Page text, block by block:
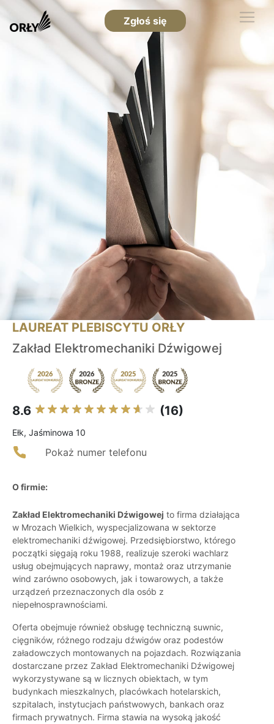
Zgłoś się
LAUREAT PLEBISCYTU ORŁY
Zakład Elektromechaniki Dźwigowej
8.6 (16)
Ełk, Jaśminowa 10
Pokaż numer telefonu
O firmie:
Zakład Elektromechaniki Dźwigowej to firma działająca
w Mrozach Wielkich, wyspecjalizowana w sektorze
elektromechaniki dźwigowej. Przedsiębiorstwo, którego
początki sięgają roku 1988, realizuje szeroki wachlarz
usług obejmujących naprawy, montaż oraz utrzymanie
wind zarówno osobowych, jak i towarowych, a także
urządzeń przeznaczonych dla osób z
niepełnosprawnościami.
Oferta obejmuje również obsługę techniczną suwnic,
cięgników, różnego rodzaju dźwigów oraz podestów
załadowczych montowanych na pojazdach. Rozwiązania
dostarczane przez Zakład Elektromechaniki Dźwigowej
wykorzystywane są w licznych obiektach, w tym
budynkach mieszkalnych, placówkach hotelarskich,
szpitalach, instytucjach państwowych, bankach oraz
firmach prywatnych. Firma stawia na wysoką jakość